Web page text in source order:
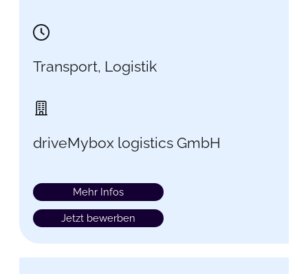
Transport, Logistik
driveMybox logistics GmbH
Mehr Infos
Jetzt bewerben